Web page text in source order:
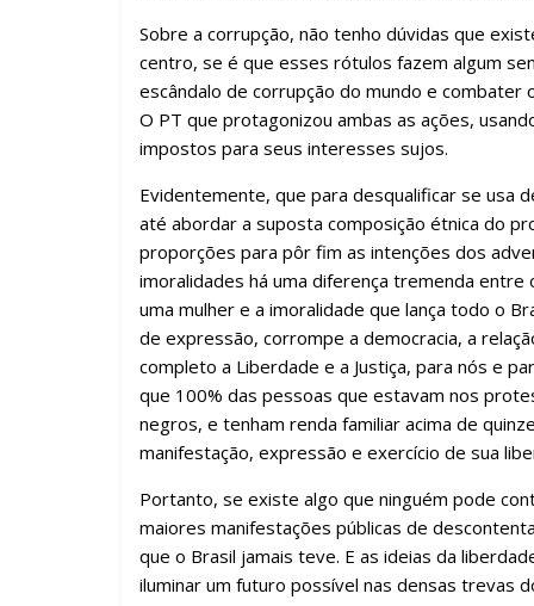
Sobre a corrupção, não tenho dúvidas que
centro, se é que esses rótulos fazem algum
escândalo de corrupção do mundo e
O PT que protagonizou ambas as ações,
impostos para seus interesses sujos.
Evidentemente, que para desqualificar se usa
até abordar a suposta composição étnica do
proporções para pôr fim as intenções dos
imoralidades há uma diferença tremenda
uma mulher e a imoralidade que lança todo o
de expressão, corrompe a democracia, a
completo a Liberdade e a Justiça, para nós e
que 100% das pessoas que estavam nos
negros, e tenham renda familiar acima de
manifestação, expressão e exercício de sua
Portanto, se existe algo que ninguém pode
maiores manifestações públicas de
que o Brasil jamais teve. E as ideias da
iluminar um futuro possível nas densas trevas